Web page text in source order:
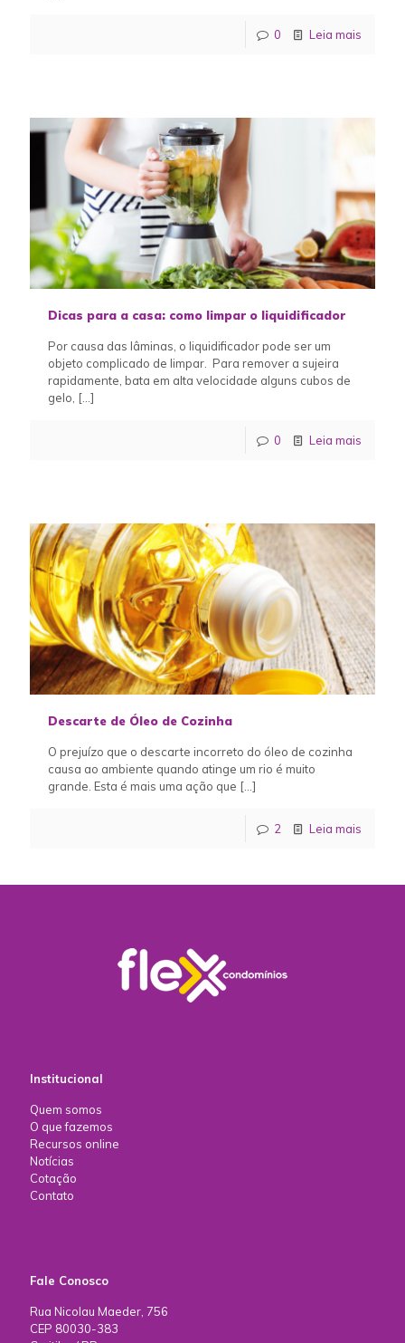
0 Leia mais
Dicas para a casa: como limpar o liquidificador
Por causa das lâminas, o liquidificador pode ser um
objeto complicado de limpar. Para remover a sujeira
rapidamente, bata em alta velocidade alguns cubos de
gelo, […]
0 Leia mais
Descarte de Óleo de Cozinha
O prejuízo que o descarte incorreto do óleo de cozinha
causa ao ambiente quando atinge um rio é muito
grande. Esta é mais uma ação que […]
2 Leia mais
Institucional
Quem somos
O que fazemos
Recursos online
Notícias
Cotação
Contato
Fale Conosco
Rua Nicolau Maeder, 756
CEP 80030-383